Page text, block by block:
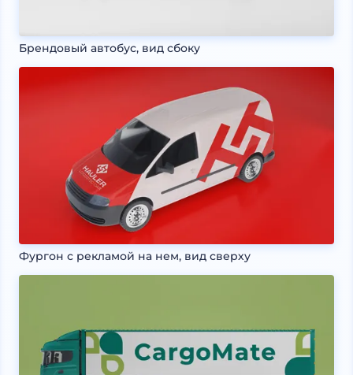
Брендовый автобус, вид сбоку
Фургон с рекламой на нем, вид сверху